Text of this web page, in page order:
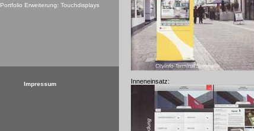
Inneneinsatz:
Portfolio Erweiterung: Touchdisplays
Impressum